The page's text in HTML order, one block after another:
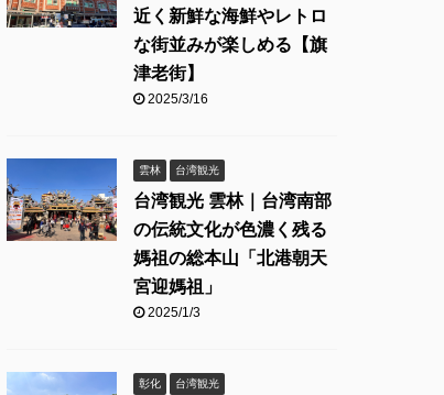
近く新鮮な海鮮やレトロ
な街並みが楽しめる【旗
津老街】
2025/3/16
雲林 台湾観光
台湾観光 雲林｜台湾南部
の伝統文化が色濃く残る
媽祖の総本山「北港朝天
宮迎媽祖」
2025/1/3
彰化 台湾観光